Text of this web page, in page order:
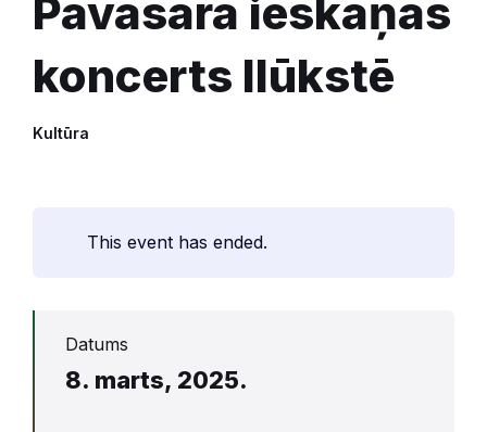
Pavasara ieskaņas
koncerts Ilūkstē
Kultūra
This event has ended.
Datums
8. marts, 2025.